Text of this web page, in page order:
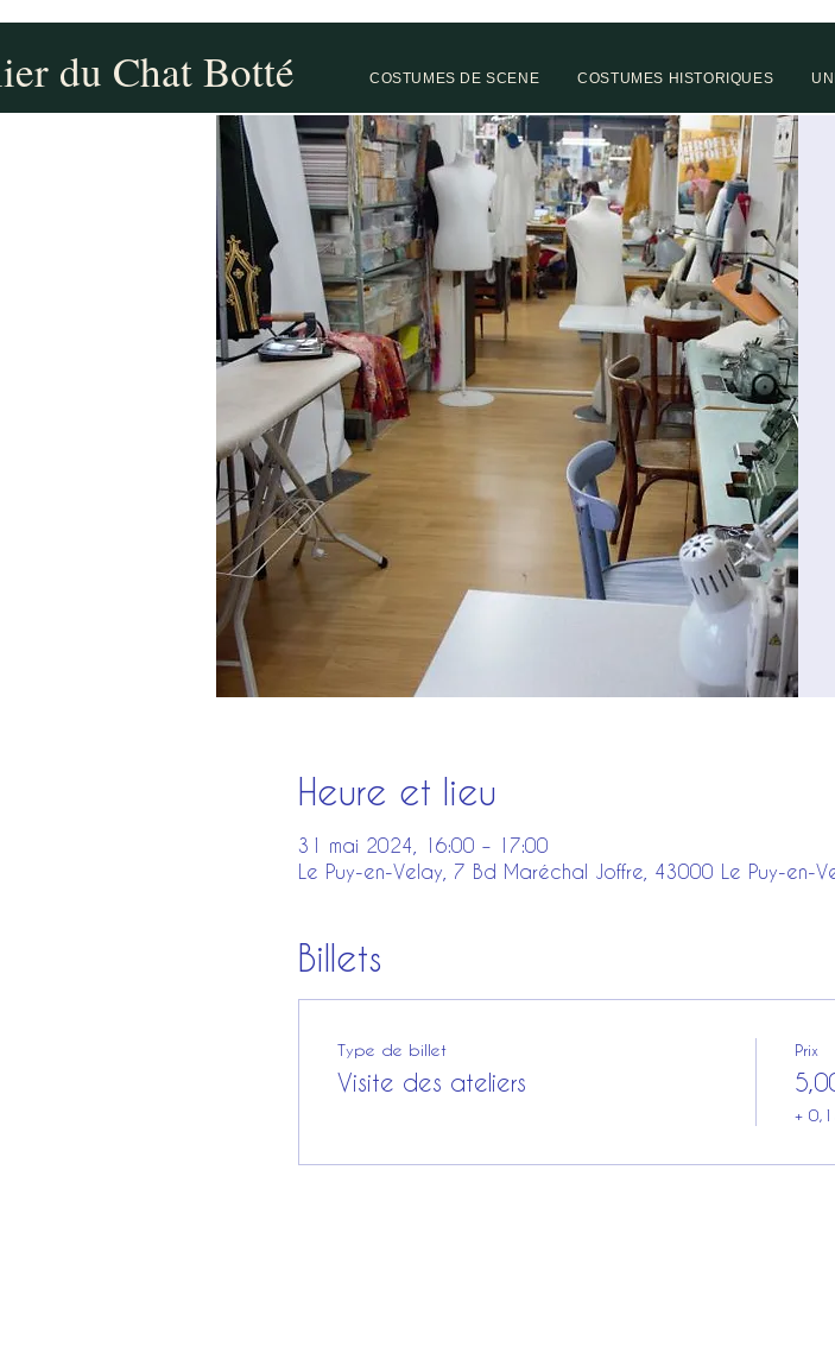
du Chat Botté COSTUMES DE SCENE COSTUMES HISTORIQUES
Heure et lieu
31 mai 2024, 16:00 – 17:00
Le Puy-en-Velay, 7 Bd Maréchal Joffre, 43000 Le Puy-en-
Billets
Type de billet
Visite des ateliers
Prix
+